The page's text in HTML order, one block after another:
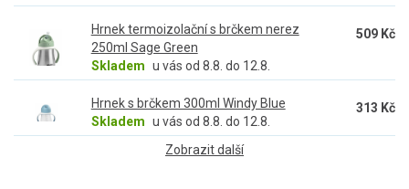
Hrnek termoizolační s brčkem nerez
250ml Sage Green
Skladem u vás od 8.8. do 12.8.
509 Kč
Hrnek s brčkem 300ml Windy Blue
Skladem u vás od 8.8. do 12.8.
313 Kč
Zobrazit další